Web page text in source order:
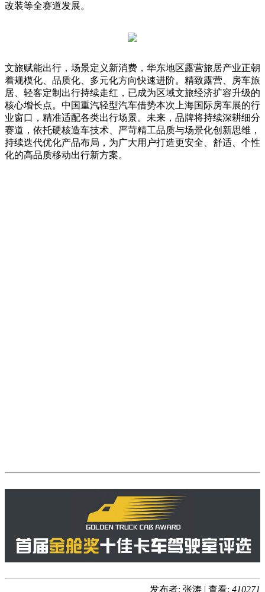
改装等全赛道发展。
文旅赋能出行，场景定义新消费，华东地区露营旅居产业正朝
着规模化、品质化、多元化方向快速进阶。精致露营、房车旅
居、轻客定制出行持续走红，已成为区域文旅经济扩容升级的
核心增长点。中国重汽轻型汽车借势本次上海国际房车展的行
业窗口，精准适配各类出行场景。未来，品牌将持续深耕细分
赛道，依托硬核造车技术、严苛精工品质与场景化创新思维，
持续迭代优化产品布局，为广大用户打造更安全、舒适、个性
化的高品质移动出行新方案。
发布者: 张涛 | 查看: 410271